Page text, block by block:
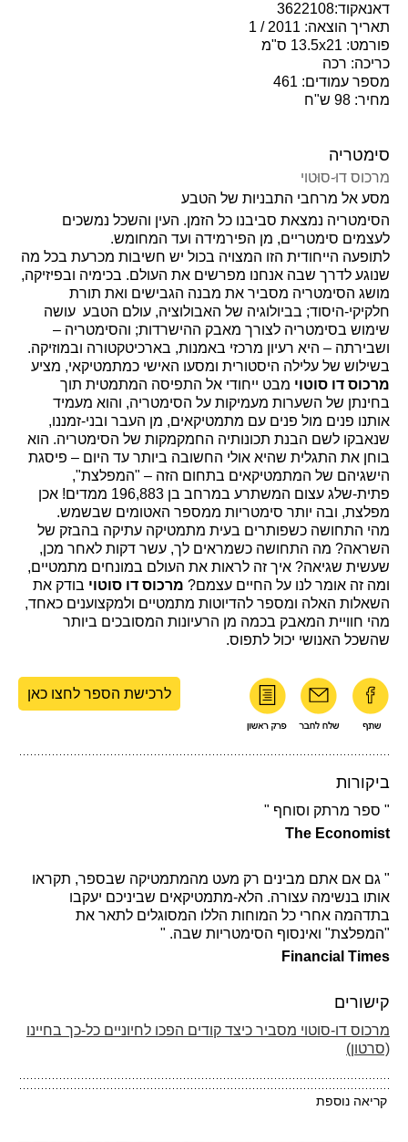
דאנאקוד:3622108
תאריך הוצאה: 2011 / 1
פורמט: 13.5x21 ס"מ
כריכה: רכה
מספר עמודים: 461
מחיר: 98 ש"ח
סימטריה
מרכוס דוּ-סוּטוי
מסע אל מרחבי התבניות של הטבע
הסימטריה נמצאת סביבנו כל הזמן. העין והשכל נמשכים
לעצמים סימטריים, מן הפירמידה ועד המחומש.
לתופעה הייחודית הזו המצויה בכול יש חשיבות מכרעת בכל מה
שנוגע לדרך שבה אנחנו מפרשים את העולם. בכימיה ובפיזיקה,
מושג הסימטריה מסביר את מבנה הגבישים ואת תורת
חלקיקי-היסוד; בביולוגיה של האבולוציה, עולם הטבע עושה
שימוש בסימטריה לצורך מאבק ההישרדות; והסימטריה –
ושבירתה – היא רעיון מרכזי באמנות, בארכיטקטורה ובמוזיקה.
בשילוש של עלילה היסטורית ומסעו האישי כמתמטיקאי, מציע
מרכוס דו סוטוי מבט ייחודי אל התפיסה המתמטית תוך
בחינתן של השערות מעמיקות על הסימטריה, והוא מעמיד
אותנו פנים מול פנים עם מתמטיקאים, מן העבר ובני-זמננו,
שנאבקו לשם הבנת תכונותיה החמקמקות של הסימטריה. הוא
בוחן את התגלית שהיא אולי החשובה ביותר עד היום – פיסגת
הישגיהם של המתמטיקאים בתחום הזה – "המפלצת",
פתית-שלג עצום המשתרע במרחב בן 196,883 ממדים! אכן
מפלצת, ובה יותר סימטריות ממספר האטומים שבשמש.
מהי התחושה כשפותרים בעית מתמטיקה עתיקה בהבזק של
השראה? מה התחושה כשמראים לך, עשר דקות לאחר מכן,
שעשית שגיאה? איך זה לראות את העולם במונחים מתמטיים,
ומה זה אומר לנו על החיים עצמם? מרכוס דו סוטוי בודק את
השאלות האלה ומספר להדיוטות מתמטיים ולמקצוענים כאחד,
מהי חוויית המאבק בכמה מן הרעיונות המסובכים ביותר
שהשכל האנושי יכול לתפוס.
לרכישת הספר לחצו כאן
ביקורות
" ספר מרתק וסוחף "
The Economist
" גם אם אתם מבינים רק מעט מהמתמטיקה שבספר, תקראו
אותו בנשימה עצורה. הלא-מתמטיקאים שביניכם יעקבו
בתדהמה אחרי כל המוחות הללו המסוגלים לתאר את
"המפלצת" ואינסוף הסימטריות שבה. "
Financial Times
קישורים
מרכוס דו-סוטוי מסביר כיצד קודים הפכו לחיוניים כל-כך בחיינו
(סרטון)
קריאה נוספת